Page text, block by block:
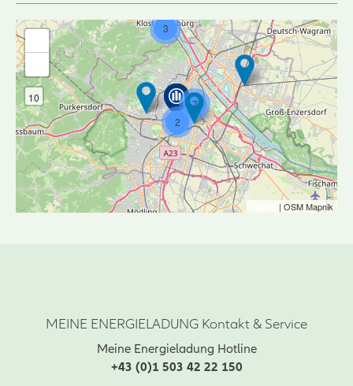
3
2
7
10
| OSM Mapnik
MEINE ENERGIELADUNG Kontakt & Service
Meine Energieladung Hotline
+43 (0)1 503 42 22 150